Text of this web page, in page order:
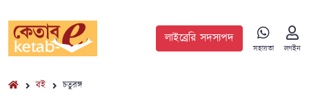
লাইব্রেরি সদস্যপদ
সহায়তা লগইন
বই চতুরঙ্গ